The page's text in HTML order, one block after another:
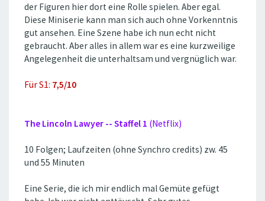
der Figuren hier dort eine Rolle spielen. Aber egal.
Diese Miniserie kann man sich auch ohne Vorkenntnis
gut ansehen. Eine Szene habe ich nun echt nicht
gebraucht. Aber alles in allem war es eine kurzweilige
Angelegenheit die unterhaltsam und vergnüglich war.
Für S1: 7,5/10
The Lincoln Lawyer -- Staffel 1 (Netflix)
10 Folgen; Laufzeiten (ohne Synchro credits) zw. 45
und 55 Minuten
Eine Serie, die ich mir endlich mal Gemüte gefügt